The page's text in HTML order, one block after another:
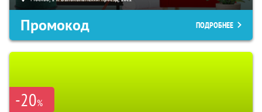
Промокод ПОДРОБНЕЕ
-20%